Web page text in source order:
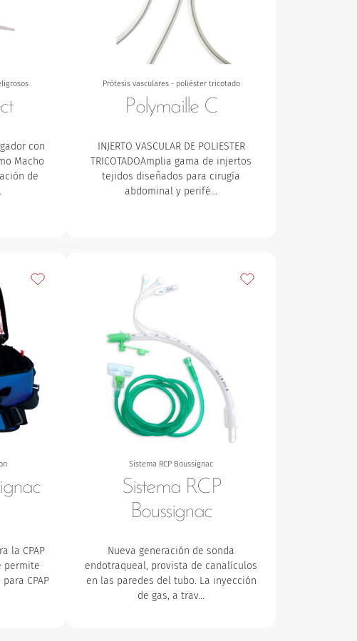
con
Macho
de
Prótesis vasculares - poliéster tricotado
Polymaille C
INJERTO VASCULAR DE POLIESTER
TRICOTADOAmplia gama de injertos
tejidos diseñados para cirugía
abdominal y perifé…
la CPAP
permite
CPAP
Añadir a mis favoritos
Sistema RCP Boussignac
Sistema RCP
Boussignac
Nueva generación de sonda
endotraqueal, provista de canalículos
en las paredes del tubo. La inyección
de gas, a trav…
Añadir a mis favoritos